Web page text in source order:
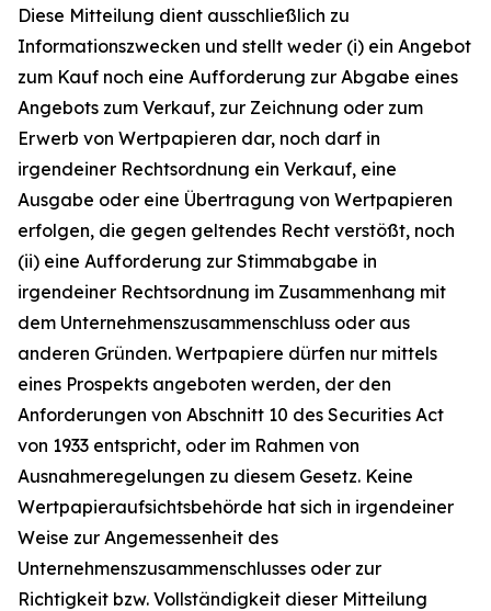
Diese Mitteilung dient ausschließlich zu
Informationszwecken und stellt weder (i) ein Angebot
zum Kauf noch eine Aufforderung zur Abgabe eines
Angebots zum Verkauf, zur Zeichnung oder zum
Erwerb von Wertpapieren dar, noch darf in
irgendeiner Rechtsordnung ein Verkauf, eine
Ausgabe oder eine Übertragung von Wertpapieren
erfolgen, die gegen geltendes Recht verstößt, noch
(ii) eine Aufforderung zur Stimmabgabe in
irgendeiner Rechtsordnung im Zusammenhang mit
dem Unternehmenszusammenschluss oder aus
anderen Gründen. Wertpapiere dürfen nur mittels
eines Prospekts angeboten werden, der den
Anforderungen von Abschnitt 10 des Securities Act
von 1933 entspricht, oder im Rahmen von
Ausnahmeregelungen zu diesem Gesetz. Keine
Wertpapieraufsichtsbehörde hat sich in irgendeiner
Weise zur Angemessenheit des
Unternehmenszusammenschlusses oder zur
Richtigkeit bzw. Vollständigkeit dieser Mitteilung